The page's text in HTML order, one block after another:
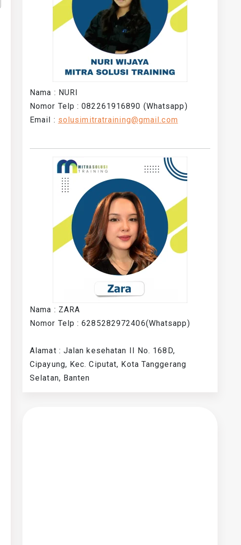
Nama : NURI
Nomor Telp : 082261916890 (Whatsapp)
Email : solusimitratraining@gmail.com
Nama : ZARA
Nomor Telp : 6285282972406(Whatsapp)
Alamat : Jalan kesehatan II No. 168D,
Cipayung, Kec. Ciputat, Kota Tanggerang
Selatan, Banten